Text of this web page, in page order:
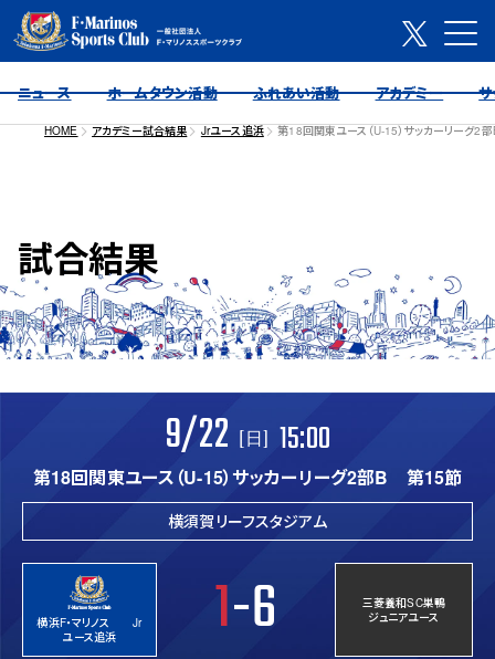
ニュース ホームタウン活動 ふれあい活動 アカデミー
HOME アカデミー試合結果 Jrユース追浜 第18回関東ユース（U-15）サッカーリーグ
試合結果
9/22 [日] 15:00
第18回関東ユース（U-15）サッカーリーグ2部B 第15節
横須賀リーフスタジアム
横浜F・マリノス Jr
ユース追浜
1-6
三菱養和SC巣鴨
ジュニアユース